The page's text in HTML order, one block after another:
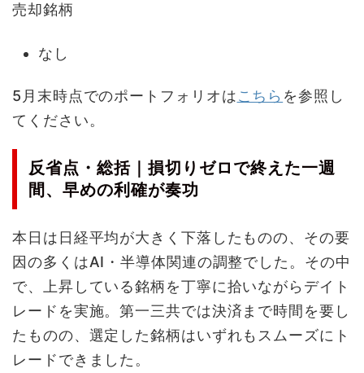
売却銘柄
なし
5月末時点でのポートフォリオはこちら を参照し
てください。
反省点・総括｜損切りゼロで終えた一週
間、早めの利確が奏功
本日は日経平均が大きく下落したものの、その要
因の多くはAI・半導体関連の調整でした。その中
で、上昇している銘柄を丁寧に拾いながらデイト
レードを実施。第一三共では決済まで時間を要し
たものの、選定した銘柄はいずれもスムーズにト
レードできました。